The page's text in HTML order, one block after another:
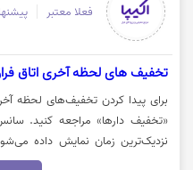
فعلا معتبر
تخفیف های لحظه آخری اتاق فرار
برای پیدا کردن تخفیف‌های لحظه
«تخفیف‌ دارها» مراجعه کنید.
نزدیک‌ترین زمان نمایش داده
انتخاب کنید. برای رزرو اتاق فرار